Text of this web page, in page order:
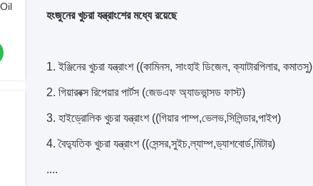
হংজুনের খুচরা যন্ত্রাংশের মধ্যে রয়েছে
1. ইঞ্জিনের খুচরা যন্ত্রাংশ ((কামিনস, সাংহাই ডিজেল, ক্যাটারপিলার, কমাতসু)
2. গিয়ারবক্স রিপেয়ার পার্টস (জেডএফ অ্যাডভান্সড ফাস্ট)
3. হাইড্রোলিক খুচরা যন্ত্রাংশ ((গিয়ার পাম্প,ভেলভ,সিলিন্ডার,পাইপ)
4. বৈদ্যুতিক খুচরা যন্ত্রাংশ ((সেন্সর,সুইচ,ল্যাম্প,ড্যাশবোর্ড,মিটার)
....